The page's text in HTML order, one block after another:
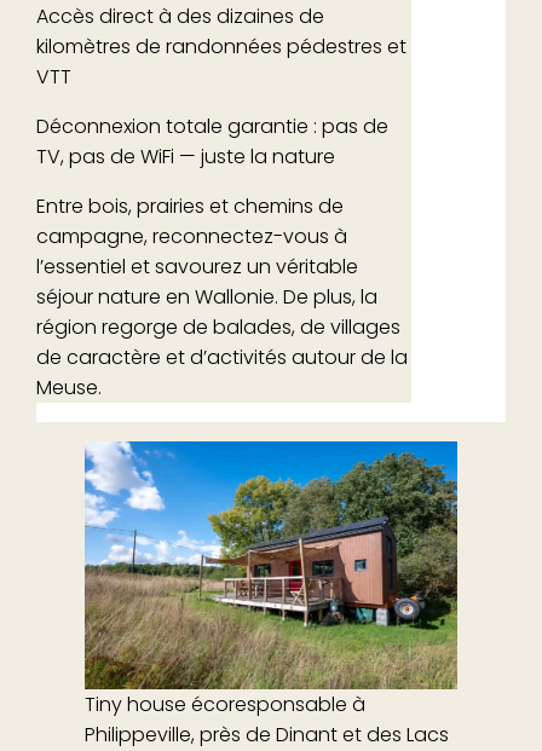
Accès direct à des dizaines de
kilomètres de randonnées pédestres et
VTT
Déconnexion totale garantie : pas de
TV, pas de WiFi — juste la nature
Entre bois, prairies et chemins de
campagne, reconnectez-vous à
l’essentiel et savourez un véritable
séjour nature en Wallonie. De plus, la
région regorge de balades, de villages
de caractère et d’activités autour de la
Meuse.
Tiny house écoresponsable à
Philippeville, près de Dinant et des Lacs